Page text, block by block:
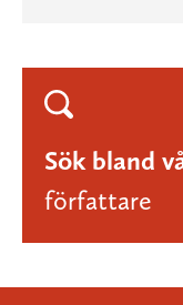
Sök bland
författare